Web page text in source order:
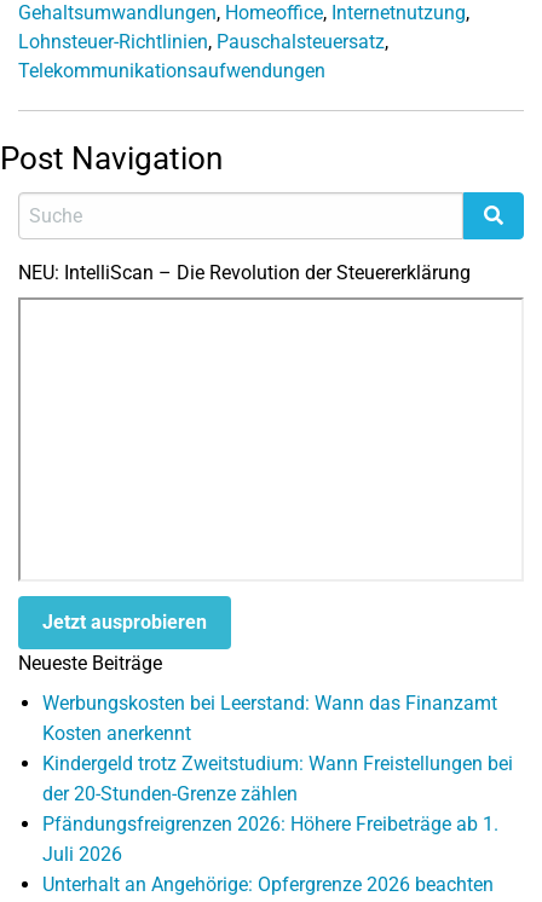
Gehaltsumwandlungen, Homeoffice, Internetnutzung,
Lohnsteuer-Richtlinien, Pauschalsteuersatz,
Telekommunikationsaufwendungen
Post Navigation
NEU: IntelliScan – Die Revolution der Steuererklärung
Jetzt ausprobieren
Neueste Beiträge
Werbungskosten bei Leerstand: Wann das Finanzamt
Kosten anerkennt
Kindergeld trotz Zweitstudium: Wann Freistellungen bei
der 20-Stunden-Grenze zählen
Pfändungsfreigrenzen 2026: Höhere Freibeträge ab 1.
Juli 2026
Unterhalt an Angehörige: Opfergrenze 2026 beachten